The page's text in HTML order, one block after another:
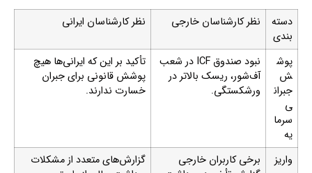
دسته‌
بندی
نظر کارشناسان خارجی نظر کارشناسان ایرانی
پوش
ش
جبران
ی
سرما
یه
نبود صندوق ICF در شعب
آف‌شور، ریسک بالاتر در
ورشکستگی.
تأکید بر این که ایرانی‌ها هیچ
پوشش قانونی برای جبران
خسارت ندارند.
واریز
برخی کاربران خارجی
گزارش‌های متعدد از مشکلات